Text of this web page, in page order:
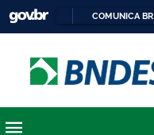
COMUNICA BR